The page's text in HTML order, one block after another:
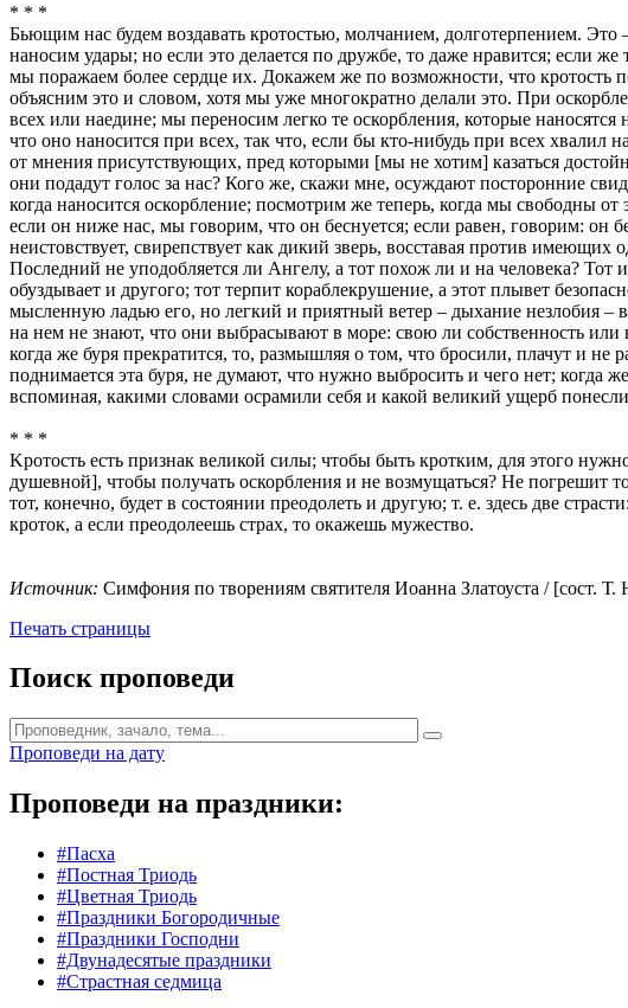
* * *
Бьющим нас будем воздавать кротостью, молчанием, долготерпением.
наносим удары; но если это делается по дружбе, то даже нравится; если
мы поражаем более сердце их. Докажем же по возможности, что кротость
объясним это и словом, хотя мы уже многократно делали это. При
всех или наедине; мы переносим легко те оскорбления, которые
что оно наносится при всех, так что, если бы кто-нибудь при всех
от мнения присутствующих, пред которыми [мы не хотим] казаться
они подадут голос за нас? Кого же, скажи мне, осуждают посторонние
когда наносится оскорбление; посмотрим же теперь, когда мы свободны
если он ниже нас, мы говорим, что он беснуется; если равен, говорим: он
неистовствует, свирепствует как дикий зверь, восставая против
Последний не уподобляется ли Ангелу, а тот похож ли и на человека? Тот
обуздывает и другого; тот терпит кораблекрушение, а этот плывет
мысленную ладью его, но легкий и приятный ветер – дыхание незлобия
на нем не знают, что они выбрасывают в море: свою ли собственность или
когда же буря прекратится, то, размышляя о том, что бросили, плачут и
поднимается эта буря, не думают, что нужно выбросить и чего нет; когда
вспоминая, какими словами осрамили себя и какой великий ущерб
* * *
Kротость есть признак великой силы; чтобы быть кротким, для этого
душевной], чтобы получать оскорбления и не возмущаться? Не погрешит
тот, конечно, будет в состоянии преодолеть и другую; т. е. здесь две
кроток, а если преодолеешь страх, то окажешь мужество.
Источник: Симфония по творениям святителя Иоанна Златоуста / [сост.
Печать страницы
Поиск проповеди
Проповеди на дату
Проповеди на праздники:
#Пасха
#Постная Триодь
#Цветная Триодь
#Праздники Богородичные
#Праздники Господни
#Двунадесятые праздники
#Страстная седмица